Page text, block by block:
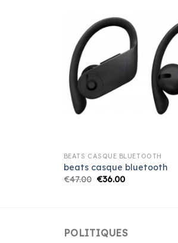
BEATS CASQUE BLUETOOTH
beats casque bluetooth
€47.00 €36.00
POLITIQUES